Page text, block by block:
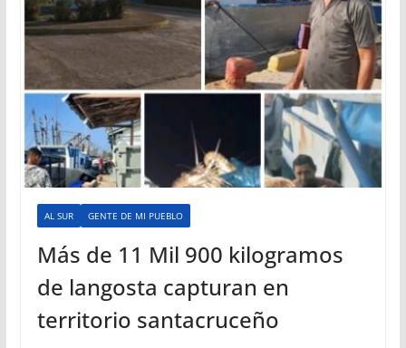
AL SUR GENTE DE MI PUEBLO
Más de 11 Mil 900 kilogramos
de langosta capturan en
territorio santacruceño